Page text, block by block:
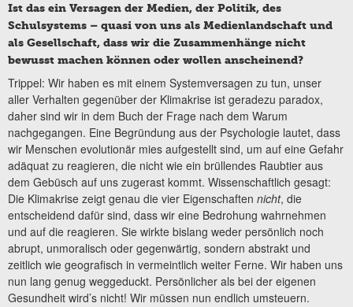
Ist das ein Versagen der Medien, der Politik, des
Schulsystems – quasi von uns als Medienlandschaft und
als Gesellschaft, dass wir die Zusammenhänge nicht
bewusst machen können oder wollen anscheinend?
Trippel: Wir haben es mit einem Systemversagen zu tun, unser
aller Verhalten gegenüber der Klimakrise ist geradezu paradox,
daher sind wir in dem Buch der Frage nach dem Warum
nachgegangen. Eine Begründung aus der Psychologie lautet, dass
wir Menschen evolutionär mies aufgestellt sind, um auf eine Gefahr
adäquat zu reagieren, die nicht wie ein brüllendes Raubtier aus
dem Gebüsch auf uns zugerast kommt. Wissenschaftlich gesagt:
Die Klimakrise zeigt genau die vier Eigenschaften nicht, die
entscheidend dafür sind, dass wir eine Bedrohung wahrnehmen
und auf die reagieren. Sie wirkte bislang weder persönlich noch
abrupt, unmoralisch oder gegenwärtig, sondern abstrakt und
zeitlich wie geografisch in vermeintlich weiter Ferne. Wir haben uns
nun lang genug weggeduckt. Persönlicher als bei der eigenen
Gesundheit wird’s nicht! Wir müssen nun endlich umsteuern.